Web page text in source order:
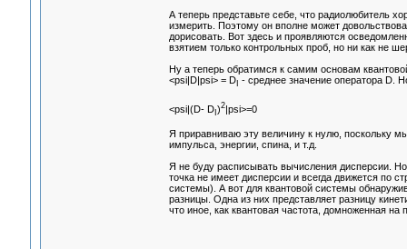
А теперь представьте себе, что радиолюбитель
измерить. Поэтому он вполне может
дорисовать. Вот здесь и проявляются
взятием только контрольных проб, но ни как не
Ну а теперь обратимся к самим основам
<psi|D|psi> = DI - среднее значение оператора D.
<psi|(D- DI)2|psi>=0
Я приравниваю эту величину к нулю, поскольку
импульса, энергии, спина, и т.д.
Я не буду расписывать вычисления дисперсии.
точка не имеет дисперсии и всегда движется по
системы). А вот для квантовой системы
разницы. Одна из них представляет разницу
что иное, как квантовая частота, домноженная